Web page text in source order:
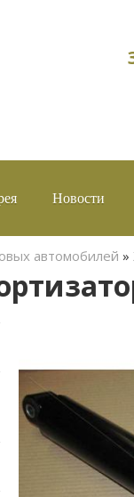
Новости
автомобилей »